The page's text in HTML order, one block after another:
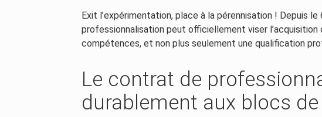
Exit l’expérimentation, place à la pérennisation ! Depuis
professionnalisation peut officiellement viser l’acquisition
compétences, et non plus seulement une qualification
Le contrat de
durablement aux blocs